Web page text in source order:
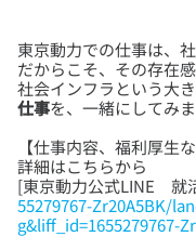
東京動力での仕事は、
だからこそ、その存在
社会インフラという大き
仕事
【仕事内容、福利厚生
詳細はこちらから
[東京動力公式LINE 就
55279767-Zr20A5BK/
g&liff_id=1655279767-